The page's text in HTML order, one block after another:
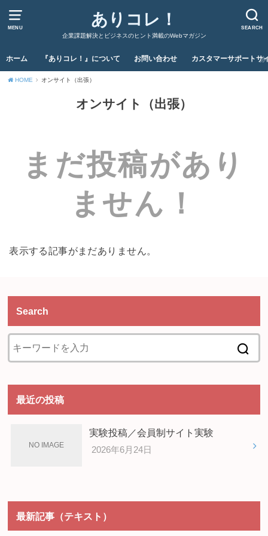
MENU SEARCH
ありコレ！
企業課題解決とビジネスのヒント満載のWebマガジン
ホーム 『ありコレ！』について お問い合わせ カスタマーサポートサ
HOME オンサイト（出張）
オンサイト（出張）
まだ投稿があり
ません！
表示する記事がまだありません。
Search
最近の投稿
実験投稿／会員制サイト実験
2026年6月24日
最新記事（テキスト）